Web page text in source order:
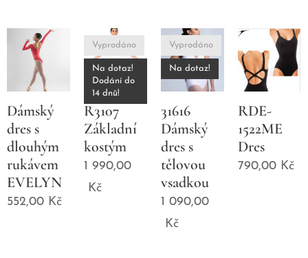
Dámský
dres s
dlouhým
rukávem
EVELYN
552,00 Kč
R3107
Základní
kostým
Vyprodáno
Na dotaz!
Dodání do
14 dnů!
1 990,00
Kč
31616
Dámský
dres s
tělovou
vsadkou
Vyprodáno
Na dotaz!
1 090,00
Kč
RDE-
1522ME
Dres
790,00 Kč